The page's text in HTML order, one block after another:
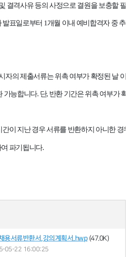
결격사유 등의 사정으로 결원을 보충할 필
발표일로부터 1개월 이내 예비합격자 중 추
자의 제출서류는 위촉 여부가 확정된 날 이
가능합니다. 단, 반환 기간은 위촉 여부가 확
간이 지난 경우 서류를 반환하지 아니한 경우
파기됩니다.
용서류반환서,강의계획서.hwp(47.0K)
05-22 16:00:25